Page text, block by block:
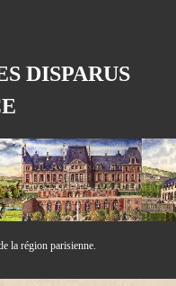
DISPARUS
la région parisienne.